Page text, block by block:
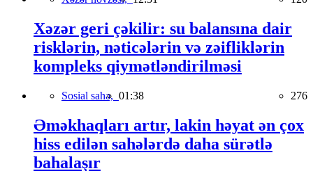
Xəzər geri çəkilir: su balansına dair
risklərin, nəticələrin və zəifliklərin
kompleks qiymətləndirilməsi
Sosial sahə, 01:38 276
Əməkhaqları artır, lakin həyat ən çox
hiss edilən sahələrdə daha sürətlə
bahalaşır